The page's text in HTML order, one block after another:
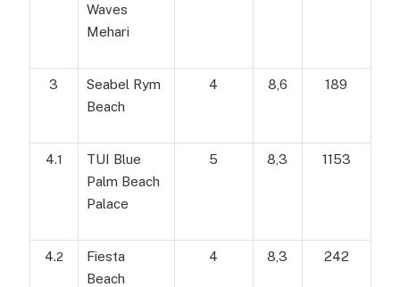
Waves
Mehari
3
Seabel Rym
Beach
4 8,6 189
4.1
TUI Blue
Palm Beach
Palace
5 8,3 1153
4.2
Fiesta
Beach
4 8,3 242